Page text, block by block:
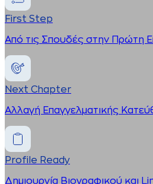
First Step
Από τις Σπουδές στην Πρώτη
Next Chapter
Αλλαγή Επαγγελματικής
Profile Ready
Δημιουργία Βιογραφικού και